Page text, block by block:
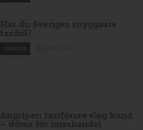
Har du Sveriges snyggaste
taxibil?
NYHETER
Angripen taxiförare slog kund
– döms för misshandel